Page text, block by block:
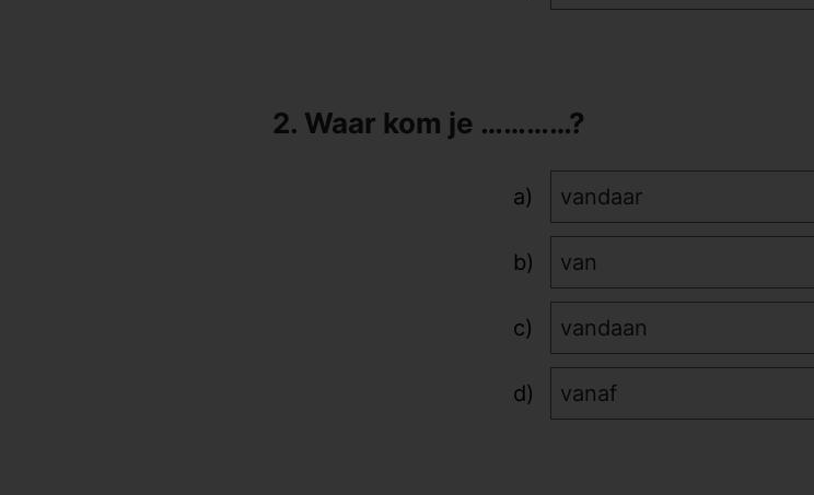
2. Waar kom je …………?
vandaar
van
vandaan
vanaf